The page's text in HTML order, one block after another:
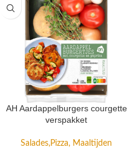
AH Aardappelburgers courgette
verspakket
Salades,Pizza, Maaltijden